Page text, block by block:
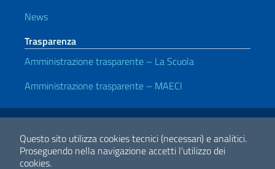
Questo sito utilizza cookies tecnici (necessari) e analitici.
Proseguendo nella navigazione accetti l'utilizzo dei
cookies.
News
Trasparenza
Amministrazione trasparente – La Scuola
Amministrazione trasparente – MAECI
Link Utili